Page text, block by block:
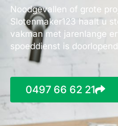
Noodgevallen of grote
Slotenmaker123 haalt u
vakman met jarenlange
spoeddienst is
0497 66 62 21